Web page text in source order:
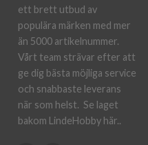
ett brett utbud av
populära märken med mer
än 5000 artikelnummer.
Vårt team strävar efter att
ge dig bästa möjliga service
och snabbaste leverans
när som helst. Se laget
bakom LindeHobby här..